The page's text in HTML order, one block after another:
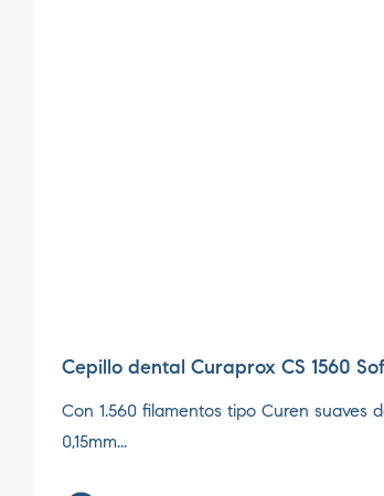
Cepillo dental Curaprox CS 1560
Con 1.560 filamentos tipo Curen suaves
0,15mm...